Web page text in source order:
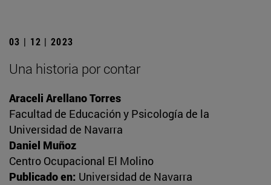
03 | 12 | 2023
Una historia por contar
Araceli Arellano Torres
Facultad de Educación y Psicología de la
Universidad de Navarra
Daniel Muñoz
Centro Ocupacional El Molino
Publicado en: Universidad de Navarra